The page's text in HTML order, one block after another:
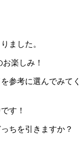
ました。
楽しみ！
参考に選んでみてく
す！
ちを引きますか？